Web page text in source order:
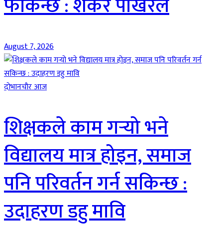
August 7, 2026
दाेभानचाैर आज
शिक्षकले काम गर्‍यो भने
विद्यालय मात्र होइन, समाज
पनि परिवर्तन गर्न सकिन्छ :
उदाहरण डहु मावि